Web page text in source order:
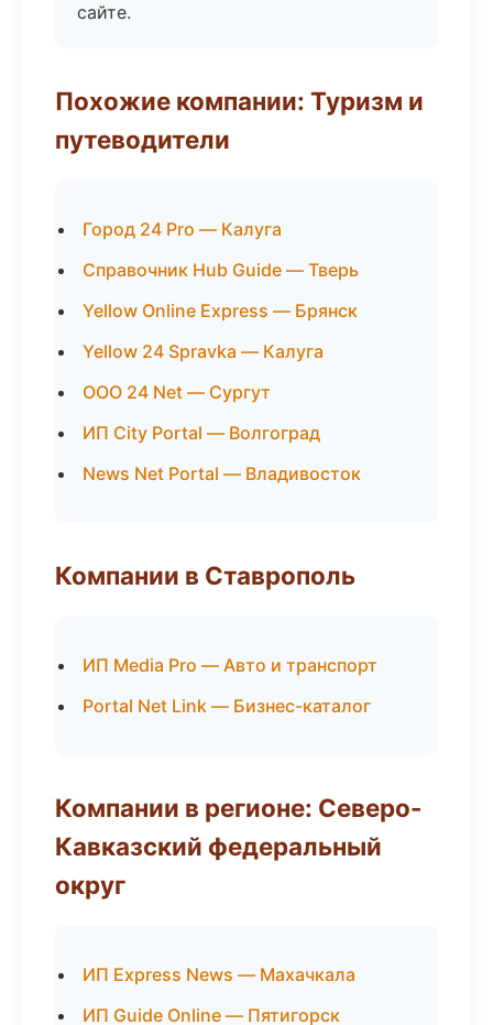
сайте.
Похожие компании: Туризм и
путеводители
Город 24 Pro — Калуга
Справочник Hub Guide — Тверь
Yellow Online Express — Брянск
Yellow 24 Spravka — Калуга
ООО 24 Net — Сургут
ИП City Portal — Волгоград
News Net Portal — Владивосток
Компании в Ставрополь
ИП Media Pro — Авто и транспорт
Portal Net Link — Бизнес-каталог
Компании в регионе: Северо-
Кавказский федеральный
округ
ИП Express News — Махачкала
ИП Guide Online — Пятигорск